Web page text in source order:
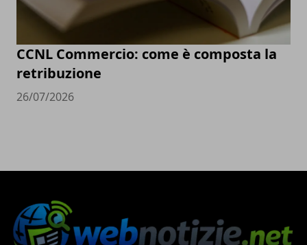
CCNL Commercio: come è composta la
retribuzione
26/07/2026